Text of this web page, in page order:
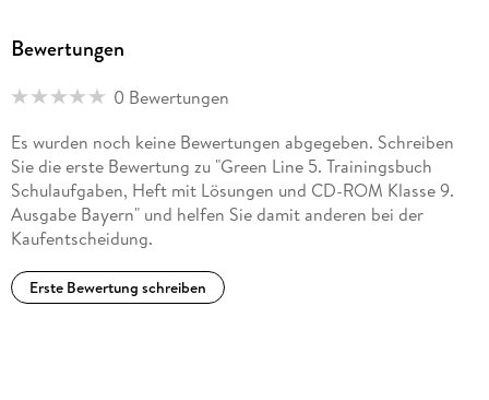
Bewertungen
0 Bewertungen
Es wurden noch keine Bewertungen abgegeben. Schreiben
Sie die erste Bewertung zu "Green Line 5. Trainingsbuch
Schulaufgaben, Heft mit Lösungen und CD-ROM Klasse 9.
Ausgabe Bayern" und helfen Sie damit anderen bei der
Kaufentscheidung.
Erste Bewertung schreiben